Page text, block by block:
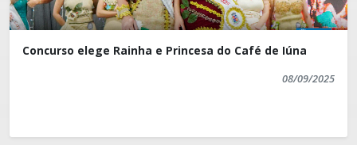
Concurso elege Rainha e Princesa do Café de Iúna
08/09/2025